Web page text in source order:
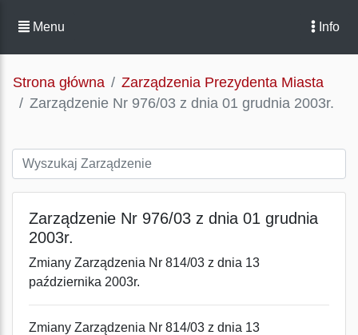
Menu Info
Strona główna
Zarządzenia Prezydenta Miasta
Zarządzenie Nr 976/03 z dnia 01 grudnia 2003r.
Zarządzenie Nr 976/03 z dnia 01 grudnia
2003r.
Zmiany Zarządzenia Nr 814/03 z dnia 13
października 2003r.
Zmiany Zarządzenia Nr 814/03 z dnia 13